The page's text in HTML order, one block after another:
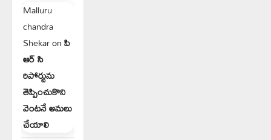
Malluru
chandra
Shekaronపి
ఆర్ సి
రిపోర్టును
తెప్పించుకొని
వెంటనే అమలు
చేయాలి